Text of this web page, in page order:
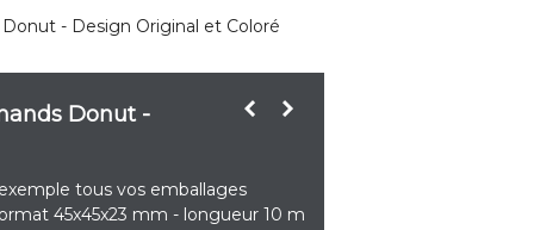
- Design Original et Coloré
Donut -
tous vos emballages
45x45x23 mm - longueur 10 m